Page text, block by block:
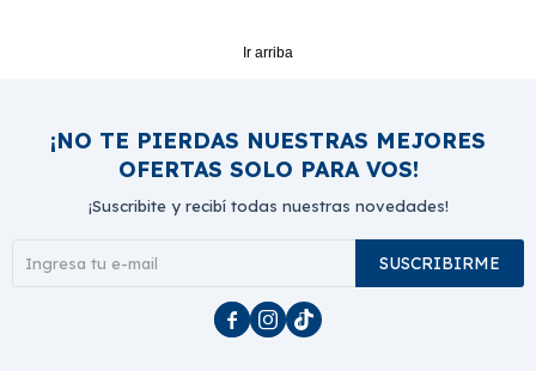
Ir arriba
¡NO TE PIERDAS NUESTRAS MEJORES
OFERTAS SOLO PARA VOS!
¡Suscribite y recibí todas nuestras novedades!
SUSCRIBIRME
  